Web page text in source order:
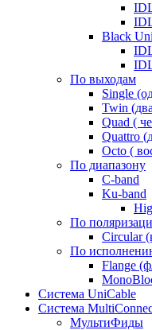
Black
По выходам
Single
Twin
Quad (
Quattro
Octo (
По диапазону
C-band
Ku-band
По
Circular
По
Flange
Система UniCable
Система
МультиФиды